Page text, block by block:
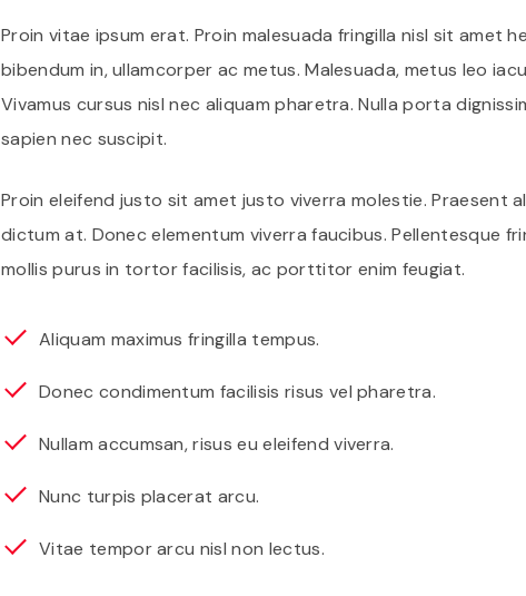
Proin vitae ipsum erat. Proin malesuada fringilla nisl sit amet
bibendum in, ullamcorper ac metus. Malesuada, metus leo
Vivamus cursus nisl nec aliquam pharetra. Nulla porta
sapien nec suscipit.
Proin eleifend justo sit amet justo viverra molestie. Praesent
dictum at. Donec elementum viverra faucibus. Pellentesque
mollis purus in tortor facilisis, ac porttitor enim feugiat.
Aliquam maximus fringilla tempus.
Donec condimentum facilisis risus vel pharetra.
Nullam accumsan, risus eu eleifend viverra.
Nunc turpis placerat arcu.
Vitae tempor arcu nisl non lectus.